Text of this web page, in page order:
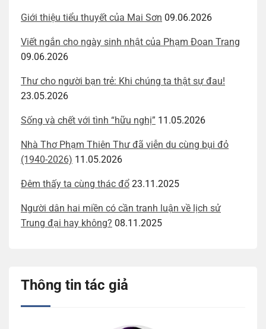
Giới thiệu tiểu thuyết của Mai Sơn 09.06.2026
Viết ngắn cho ngày sinh nhật của Phạm Đoan Trang
09.06.2026
Thư cho người bạn trẻ: Khi chúng ta thật sự đau!
23.05.2026
Sống và chết với tình “hữu nghị” 11.05.2026
Nhà Thơ Phạm Thiên Thư đã viễn du cùng bụi đỏ
(1940-2026) 11.05.2026
Đêm thấy ta cùng thác đổ 23.11.2025
Người dân hai miền có cần tranh luận về lịch sử
Trung đại hay không? 08.11.2025
Thông tin tác giả